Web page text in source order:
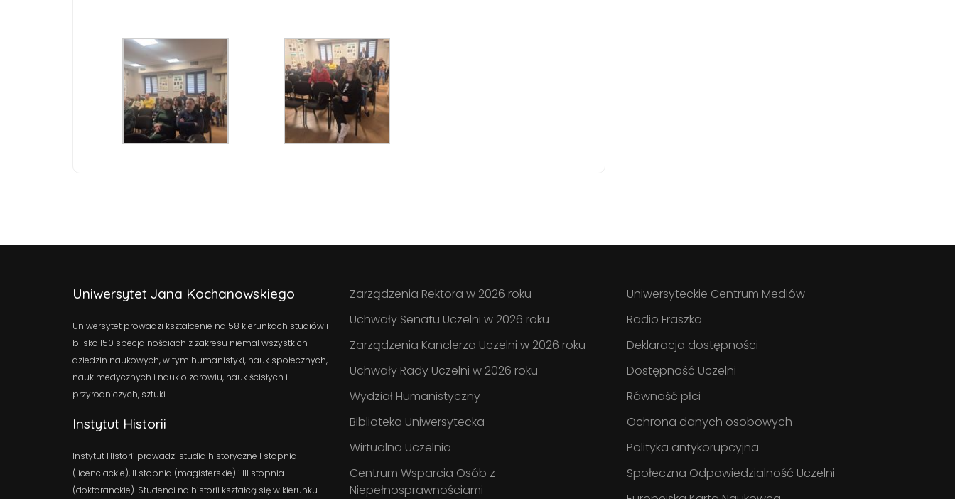
Uniwersytet Jana Kochanowskiego
Uniwersytet prowadzi kształcenie na 58 kierunkach studiów i
blisko 150 specjalnościach z zakresu niemal wszystkich
dziedzin naukowych, w tym humanistyki, nauk społecznych,
nauk medycznych i nauk o zdrowiu, nauk ścisłych i
przyrodniczych, sztuki
Instytut Historii
Instytut Historii prowadzi studia historyczne I stopnia
(licencjackie), II stopnia (magisterskie) i III stopnia
(doktoranckie). Studenci na historii kształcą się w kierunku
Zarządzenia Rektora w 2026 roku
Uchwały Senatu Uczelni w 2026 roku
Zarządzenia Kanclerza Uczelni w 2026 roku
Uchwały Rady Uczelni w 2026 roku
Wydział Humanistyczny
Biblioteka Uniwersytecka
Wirtualna Uczelnia
Centrum Wsparcia Osób z
Niepełnosprawnościami
Uniwersyteckie Centrum Mediów
Radio Fraszka
Deklaracja dostępności
Dostępność Uczelni
Równość płci
Ochrona danych osobowych
Polityka antykorupcyjna
Społeczna Odpowiedzialność Uczelni